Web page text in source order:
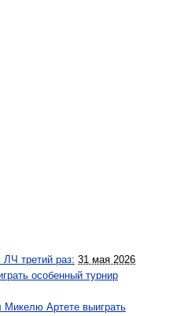
третий раз: 31 мая 2026
особенный турнир
Микелю Артете выиграть